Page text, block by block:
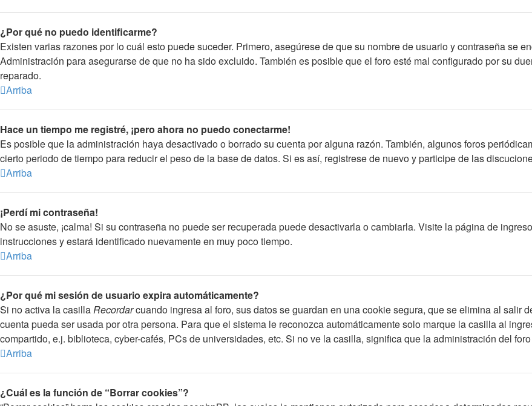
¿Por qué no puedo identificarme?
Existen varias razones por lo cuál esto puede suceder. Primero, asegúrese de que su nombre de usuario y contraseña se
Administración para asegurarse de que no ha sido excluido. También es posible que el foro esté mal configurado por su
reparado.
Arriba
Hace un tiempo me registré, ¡pero ahora no puedo conectarme!
Es posible que la administración haya desactivado o borrado su cuenta por alguna razón. También, algunos foros
cierto periodo de tiempo para reducir el peso de la base de datos. Si es así, registrese de nuevo y participe de las
Arriba
¡Perdí mi contraseña!
No se asuste, ¡calma! Si su contraseña no puede ser recuperada puede desactivarla o cambiarla. Visite la página de
instrucciones y estará identificado nuevamente en muy poco tiempo.
Arriba
¿Por qué mi sesión de usuario expira automáticamente?
Si no activa la casillaRecordarcuando ingresa al foro, sus datos se guardan en una cookie segura, que se elimina al salir
cuenta pueda ser usada por otra persona. Para que el sistema le reconozca automáticamente solo marque la casilla al
compartido, e.j. biblioteca, cyber-cafés, PCs de universidades, etc. Si no ve la casilla, significa que la administración del
Arriba
¿Cuál es la función de “Borrar cookies”?